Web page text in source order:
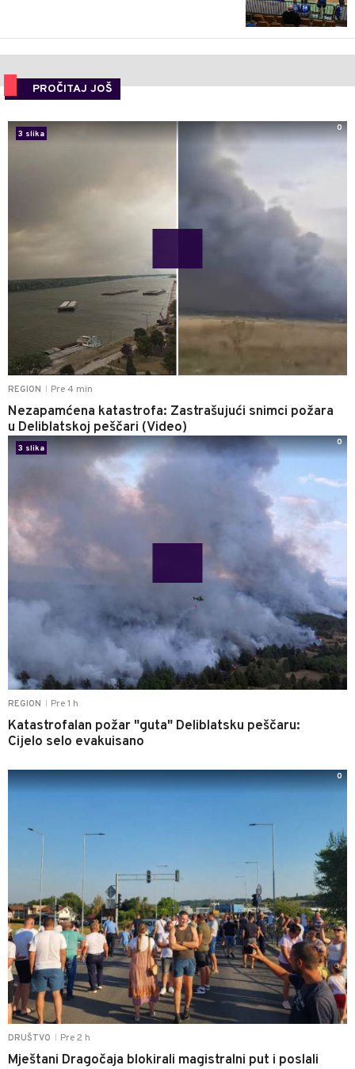
PROČITAJ JOŠ
REGION Pre 4 min
Nezapamćena katastrofa: Zastrašujući snimci požara
u Deliblatskoj peščari (Video)
3 slika
0
REGION Pre 1 h
Katastrofalan požar "guta" Deliblatsku peščaru:
Cijelo selo evakuisano
3 slika
0
DRUŠTVO Pre 2 h
Mještani Dragočaja blokirali magistralni put i poslali
0